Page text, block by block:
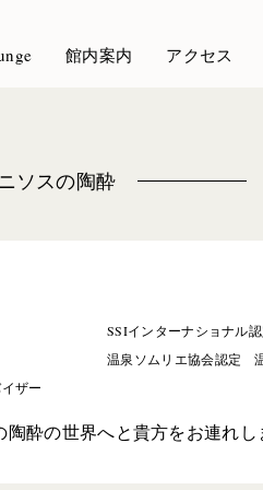
館内案内 アクセス
ソスの陶酔
ザー
SSIインターナショナル
温泉ソムリエ協会認定
酔の世界へと貴方をお連れし